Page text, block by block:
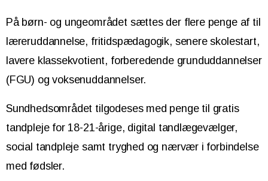
På børn- og ungeområdet sættes der flere penge af til
læreruddannelse, fritidspædagogik, senere skolestart,
lavere klassekvotient, forberedende grunduddannelser
(FGU) og voksenuddannelser.
Sundhedsområdet tilgodeses med penge til gratis
tandpleje for 18-21-årige, digital tandlægevælger,
social tandpleje samt tryghed og nærvær i forbindelse
med fødsler.